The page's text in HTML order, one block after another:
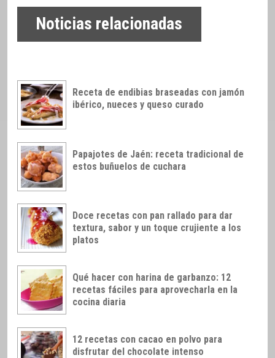
Noticias relacionadas
Receta de endibias braseadas con jamón
ibérico, nueces y queso curado
Papajotes de Jaén: receta tradicional de
estos buñuelos de cuchara
Doce recetas con pan rallado para dar
textura, sabor y un toque crujiente a los
platos
Qué hacer con harina de garbanzo: 12
recetas fáciles para aprovecharla en la
cocina diaria
12 recetas con cacao en polvo para
disfrutar del chocolate intenso